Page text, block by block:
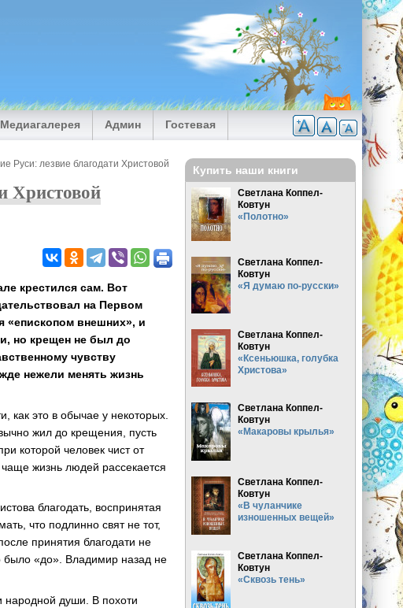
Медиагалерея Админ Гостевая
Руси: лезвие благодати Христовой
Христовой
крестился сам. Вот
на Первом
«епископом внешних», и
но крещен не был до
чувству
нежели менять жизнь
как это в обычае у некоторых.
жил до крещения, пусть
которой человек чист от
жизнь людей рассекается
благодать, воспринятая
что подлинно свят не тот,
принятия благодати не
было «до». Владимир назад не
народной души. В похоти
Купить наши книги
Светлана Коппел-
Ковтун
«Полотно»
Светлана Коппел-
Ковтун
«Я думаю по-русски»
Светлана Коппел-
Ковтун
«Ксеньюшка, голубка
Христова»
Светлана Коппел-
Ковтун
«Макаровы крылья»
Светлана Коппел-
Ковтун
«В чуланчике
изношенных вещей»
Светлана Коппел-
Ковтун
«Сквозь тень»